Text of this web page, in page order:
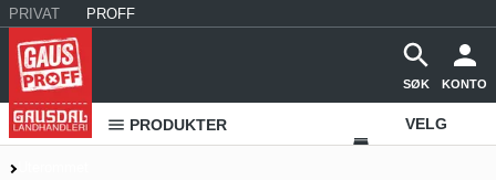
PRIVAT PROFF
SØK KONTO
PRODUKTER VELG